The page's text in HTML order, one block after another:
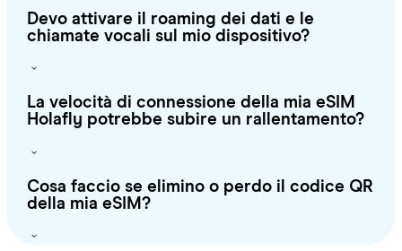
Devo attivare il roaming dei dati e le
chiamate vocali sul mio dispositivo?
La velocità di connessione della mia eSIM
Holafly potrebbe subire un rallentamento?
Cosa faccio se elimino o perdo il codice QR
della mia eSIM?